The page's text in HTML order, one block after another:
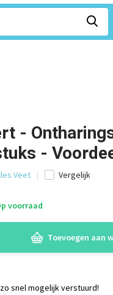
-
-
Veet Vergelijk
voorraad
Toevoegen aan
snel mogelijk verstuurd!